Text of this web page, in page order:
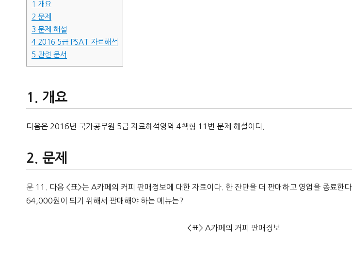
1 개요
2 문제
3 문제 해설
4 2016 5급 PSAT 자료해석
5 관련 문서
개요
다음은 2016년 국가공무원 5급 자료해석영역 4책형 11번 문제 해설이다.
문제
문 11. 다음 <표>는 A카페의 커피 판매정보에 대한 자료이다. 한 잔만을 더 판매하고 영업을 종료한
64,000원이 되기 위해서 판매해야 하는 메뉴는?
<표> A카페의 커피 판매정보